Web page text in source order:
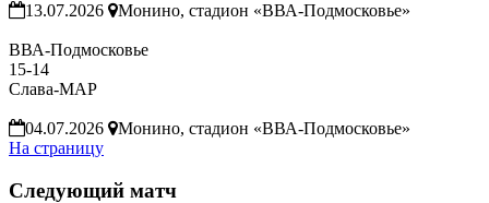
13.07.2026 Монино, стадион «ВВА-Подмосковье»
ВВА-Подмосковье
15-14
Слава-МАР
04.07.2026
Монино, стадион «ВВА-Подмосковье»
На страницу
Следующий матч